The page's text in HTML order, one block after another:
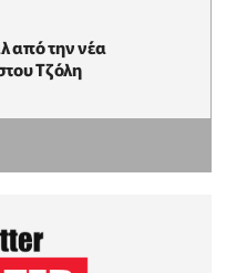
από την νέα
Τζόλη